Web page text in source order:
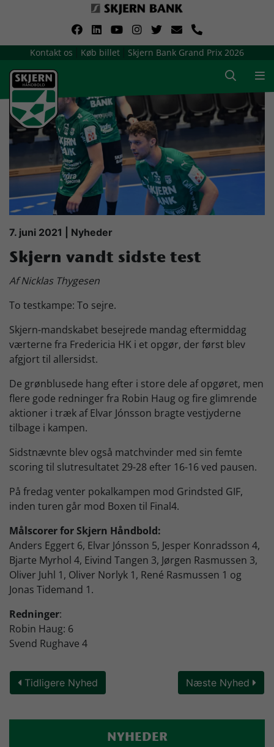
Kontakt os Køb billet Skjern Bank Grand Prix 2026
Om Skjern Håndbold
Ligatruppen
Sponsorer
Billetsalg / sæsonkort
Presse
Samarbejdsklubber
Skjern Bank Grand Prix
Nyhedsbrev
Køb Billet
7. juni 2021 | Nyheder
Skjern vandt sidste test
Af Nicklas Thygesen
To testkampe: To sejre.
Skjern-mandskabet besejrede mandag eftermiddag
værterne fra Fredericia HK i et opgør, der først blev
afgjort til allersidst.
De grønblusede hang efter i store dele af opgøret, men
flere gode redninger fra Robin Haug og fire glimrende
aktioner i træk af Elvar Jónsson bragte vestjyderne
tilbage i kampen.
Sidstnævnte blev også matchvinder med sin femte
scoring til slutresultatet 29-28 efter 16-16 ved pausen.
På fredag venter pokalkampen mod Grindsted GIF,
inden turen går mod Boxen til Final4.
Målscorer for Skjern Håndbold:
Anders Eggert 6, Elvar Jónsson 5, Jesper Konradsson 4,
Bjarte Myrhol 4, Eivind Tangen 3, Jørgen Rasmussen 3,
Oliver Juhl 1, Oliver Norlyk 1, René Rasmussen 1 og
Jonas Tidemand 1.
Redninger:
Robin Haug: 6
Svend Rughave 4
Tidligere Nyhed Næste Nyhed
NYHEDER